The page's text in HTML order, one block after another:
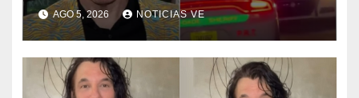
famoso influencer Perez
Hilton que obligó a sus fans a
pedir ayuda médica
AGO 5, 2026 NOTICIAS VE